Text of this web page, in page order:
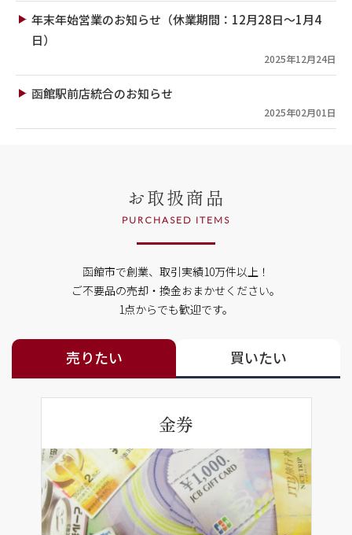
年末年始営業のお知らせ（休業期間：12月28日～1月4
日）
2025年12月24日
函館駅前店統合のお知らせ
2025年02月01日
お取扱商品
PURCHASED ITEMS
函館市で創業、取引実績10万件以上！
ご不要品の売却・換金おまかせください。
1点からでも歓迎です。
売りたい 買いたい
金券